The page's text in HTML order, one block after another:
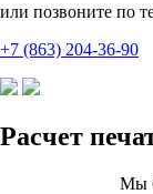
или позвоните по
+7 (863) 204-36-90
Расчет
Мы